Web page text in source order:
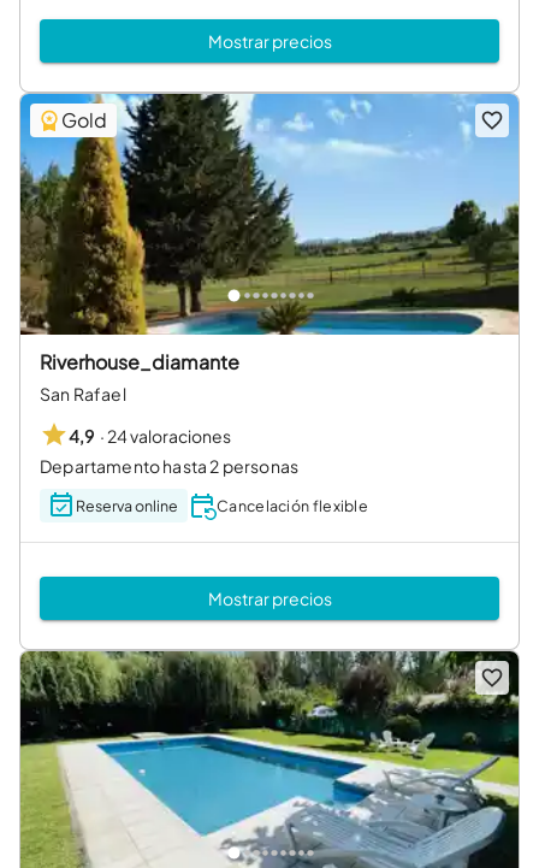
Mostrar precios
Gold
Riverhouse_diamante
San Rafael
4,9 · 24 valoraciones
Departamento hasta 2 personas
Reserva online Cancelación flexible
Mostrar precios